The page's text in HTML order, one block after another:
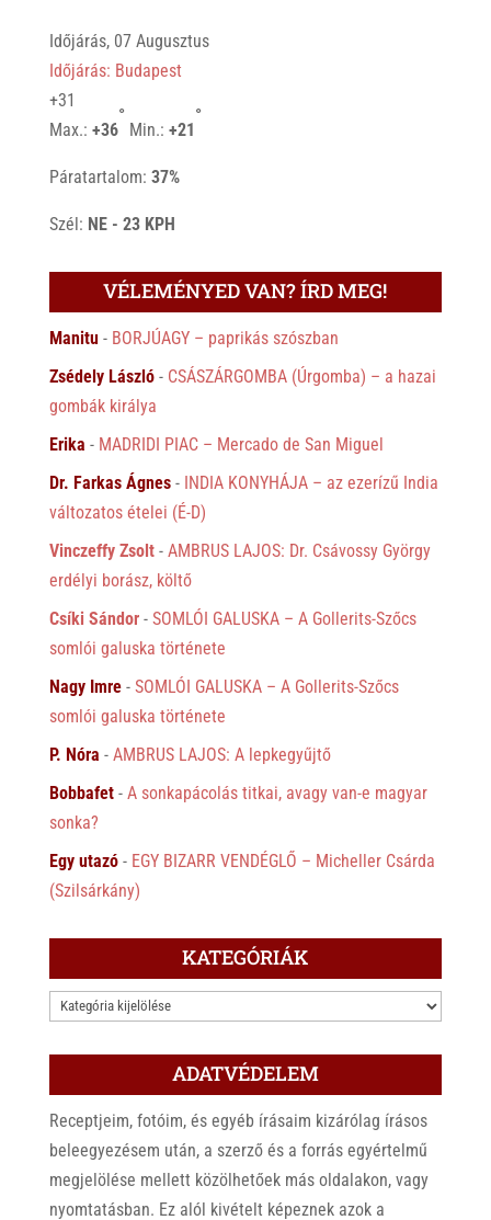
Időjárás, 07 Augusztus
Időjárás: Budapest
+31
Max.: +36
°
Min.: +21
°
Páratartalom: 37%
Szél: NE - 23 KPH
VÉLEMÉNYED VAN? ÍRD MEG!
Manitu- BORJÚAGY – paprikás szószban
Zsédely László- CSÁSZÁRGOMBA (Úrgomba) – a hazai
gombák királya
Erika - MADRIDI PIAC – Mercado de San Miguel
Dr. Farkas Ágnes- INDIA KONYHÁJA – az ezerízű India
változatos ételei (É-D)
Vinczeffy Zsolt- AMBRUS LAJOS: Dr. Csávossy György
erdélyi borász, költő
Csíki Sándor- SOMLÓI GALUSKA – A Gollerits-Szőcs
somlói galuska története
Nagy Imre- SOMLÓI GALUSKA – A Gollerits-Szőcs
somlói galuska története
P. Nóra - AMBRUS LAJOS: A lepkegyűjtő
Bobbafet- A sonkapácolás titkai, avagy van-e magyar
sonka?
Egy utazó- EGY BIZARR VENDÉGLŐ – Micheller Csárda
(Szilsárkány)
KATEGÓRIÁK
KATEGÓRIÁK
ADATVÉDELEM
Receptjeim, fotóim, és egyéb írásaim kizárólag írásos
beleegyezésem után, a szerző és a forrás egyértelmű
megjelölése mellett közölhetőek más oldalakon, vagy
nyomtatásban. Ez alól kivételt képeznek azok a